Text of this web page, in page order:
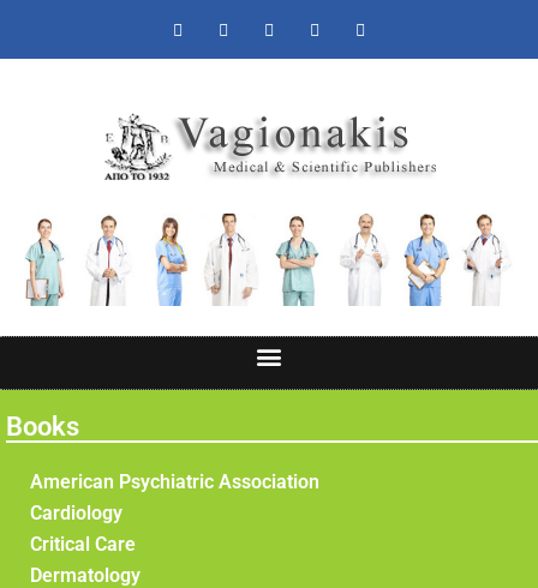
Books
American Psychiatric Association
Cardiology
Critical Care
Dermatology